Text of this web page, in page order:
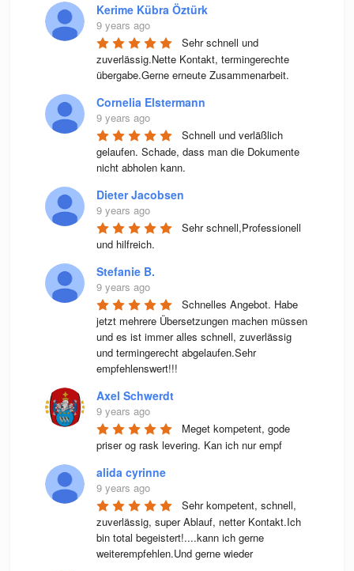
Kerime Kübra Öztürk
9 years ago
Sehr schnell und
zuverlässig.Nette Kontakt, termingerechte
übergabe.Gerne erneute Zusammenarbeit.
Cornelia Elstermann
9 years ago
Schnell und verläßlich
gelaufen. Schade, dass man die Dokumente
nicht abholen kann.
Dieter Jacobsen
9 years ago
Sehr schnell,Professionell
und hilfreich.
Stefanie B.
9 years ago
Schnelles Angebot. Habe
jetzt mehrere Übersetzungen machen müssen
und es ist immer alles schnell, zuverlässig
und termingerecht abgelaufen.Sehr
empfehlenswert!!!
Axel Schwerdt
9 years ago
Meget kompetent, gode
priser og rask levering. Kan ich nur empf
alida cyrinne
9 years ago
Sehr kompetent, schnell,
zuverlässig, super Ablauf, netter Kontakt.Ich
bin total begeistert!....kann ich gerne
weiterempfehlen.Und gerne wieder